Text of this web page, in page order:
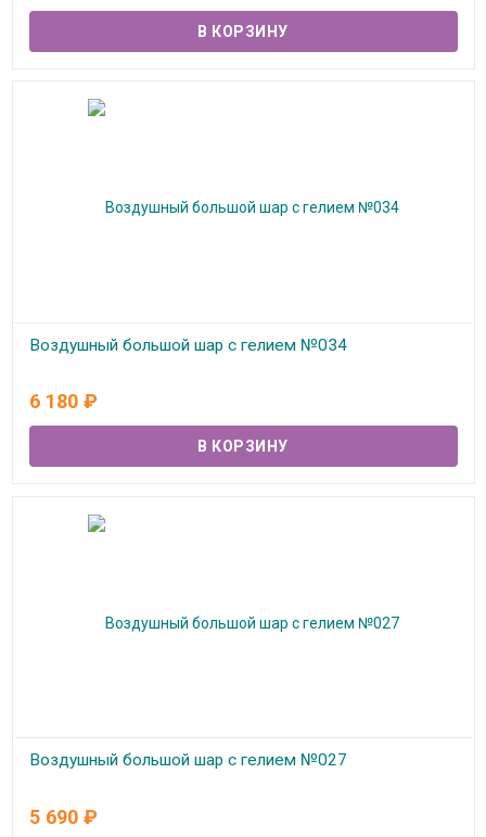
Воздушный большой шар с гелием №034
6 180 ₽
Воздушный большой шар с гелием №027
5 690 ₽